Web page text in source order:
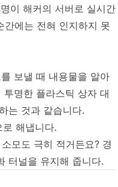
이 해커의 서버로 실시간
간에는 전혀 인지하지 못
보낼 때 내용물을 알아
명한 플라스틱 상자 대
는 것과 같습니다.
해냅니다.
모도 극히 적거든요? 경
터널을 유지해 줍니다.